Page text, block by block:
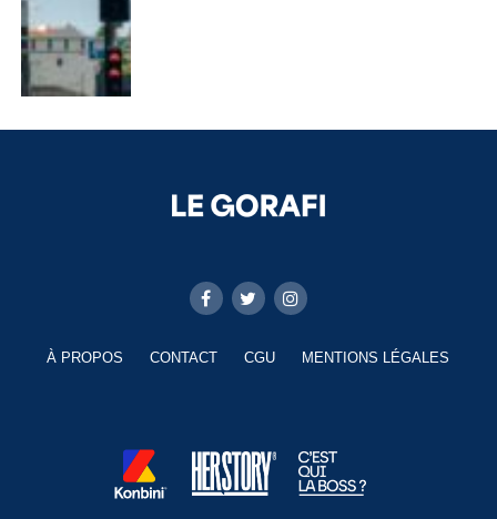
À PROPOS CONTACT CGU MENTIONS LÉGALES